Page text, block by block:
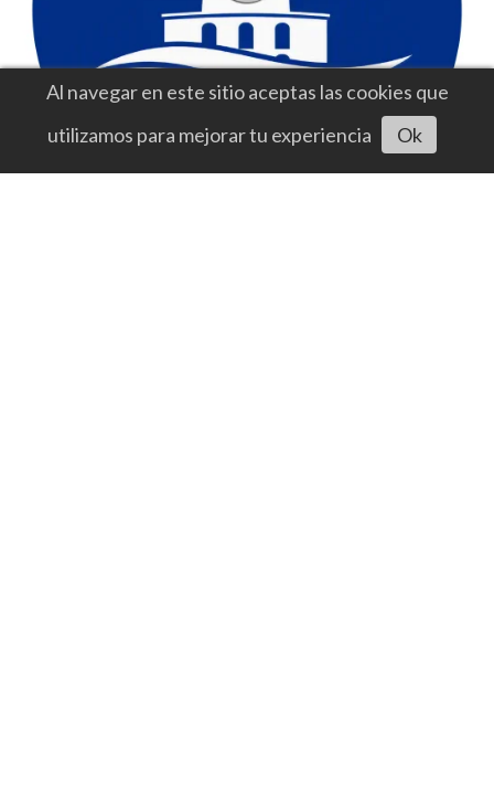
Al navegar en este sitio aceptas las cookies que
utilizamos para mejorar tu experiencia
Ok